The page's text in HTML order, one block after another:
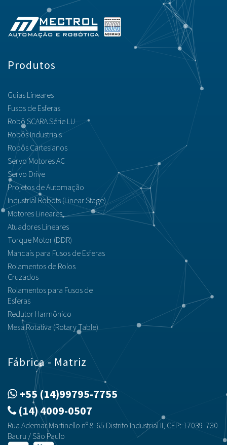
Produtos
Guias Lineares
Fusos de Esferas
Robô SCARA Série LU
Robôs Industriais
Robôs Cartesianos
Servo Motores AC
Servo Drive
Projetos de Automação
Industrial Robots (Linear Stage)
Motores Lineares
Atuadores Lineares
Torque Motor (DDR)
Mancais para Fusos de Esferas
Rolamentos de Rolos
Cruzados
Rolamentos para Fusos de
Esferas
Redutor Harmônico
Mesa Rotativa (Rotary Table)
Fábrica - Matriz
+55 (14)99795-7755
(14) 4009-0507
Rua Ademar Martinello nº 8-65 Distrito Industrial II, CEP: 17039-730
Bauru / São Paulo